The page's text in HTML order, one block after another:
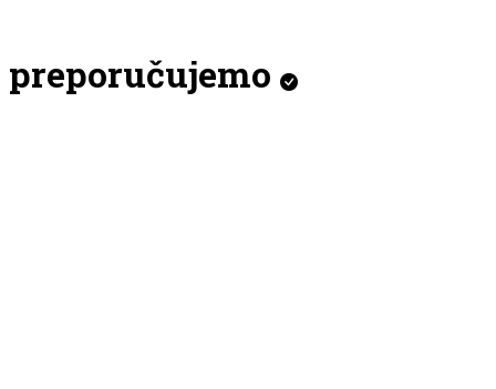
preporučujemo